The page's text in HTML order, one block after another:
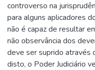
controverso na
para alguns aplicadores
não é capaz de resultar
não observância dos
deve ser suprido através
disto, o Poder Judiciário